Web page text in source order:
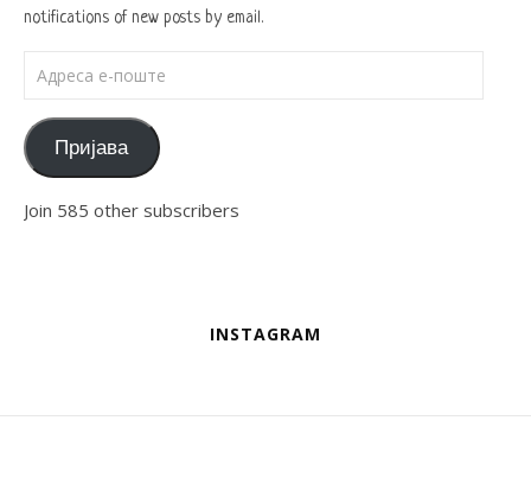
notifications of new posts by email.
Пријава
Join 585 other subscribers
INSTAGRAM